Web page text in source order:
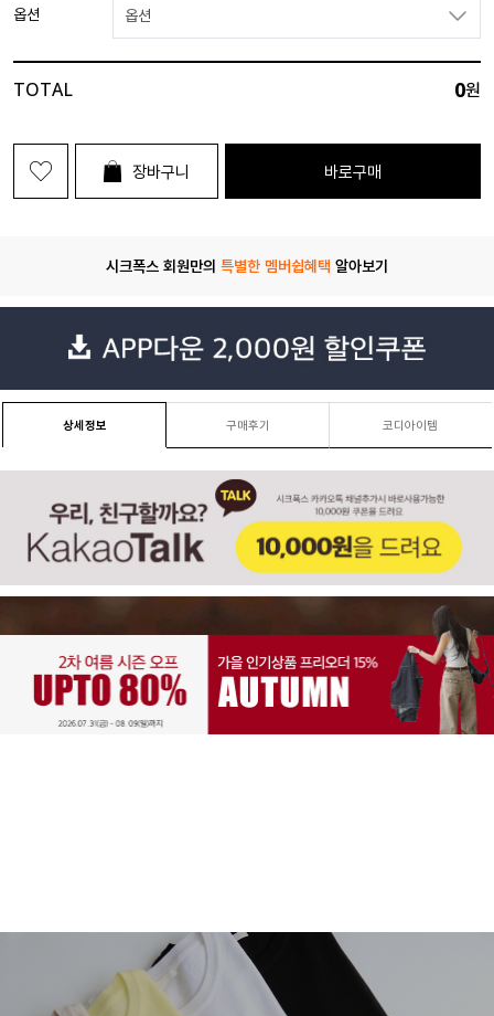
옵션 옵션
TOTAL 0원
장바구니 바로구매
시크폭스 회원만의 특별한 멤버쉽혜택 알아보기
상세정보 구매후기 코디아이템